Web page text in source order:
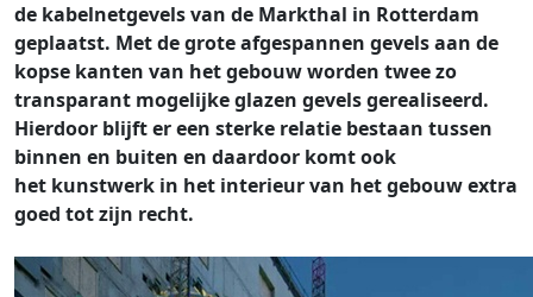
de kabelnetgevels van de Markthal in Rotterdam
geplaatst. Met de grote afgespannen gevels aan de
kopse kanten van het gebouw worden twee zo
transparant mogelijke glazen gevels gerealiseerd.
Hierdoor blijft er een sterke relatie bestaan tussen
binnen en buiten en daardoor komt ook
het kunstwerk in het interieur van het gebouw extra
goed tot zijn recht.